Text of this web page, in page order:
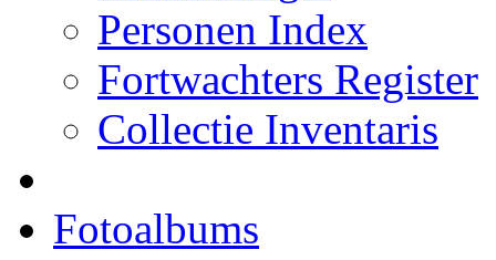
Personen Index
Fortwachters Register
Collectie Inventaris
Fotoalbums